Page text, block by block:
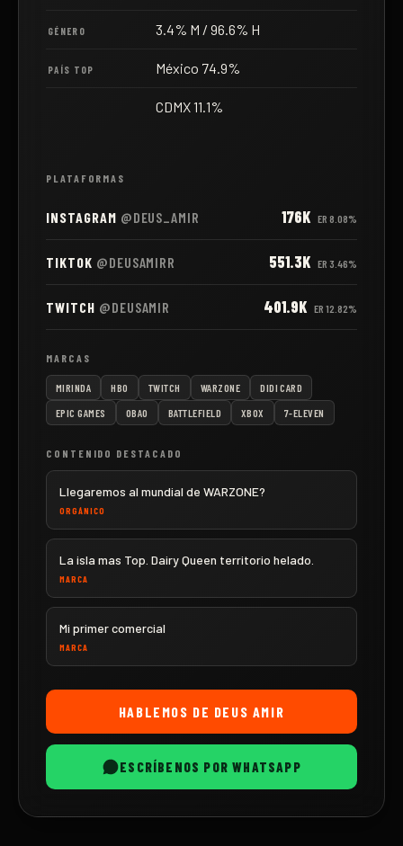
GÉNERO 3.4% M / 96.6% H
PAÍS TOP México 74.9%
CDMX 11.1%
PLATAFORMAS
INSTAGRAM @DEUS_AMIR 176K ER 8.08%
TIKTOK @DEUSAMIRR 551.3K ER 3.46%
TWITCH @DEUSAMIR 401.9K ER 12.82%
MARCAS
MIRINDA HBO TWITCH WARZONE
DIDI CARD
EPIC GAMES
OBAO BATTLEFIELD XBOX 7-ELEVEN
CONTENIDO DESTACADO
Llegaremos al mundial de WARZONE?
ORGÁNICO
La isla mas Top. Dairy Queen territorio helado.
MARCA
Mi primer comercial
MARCA
HABLEMOS DE DEUS AMIR
ESCRÍBENOS POR WHATSAPP